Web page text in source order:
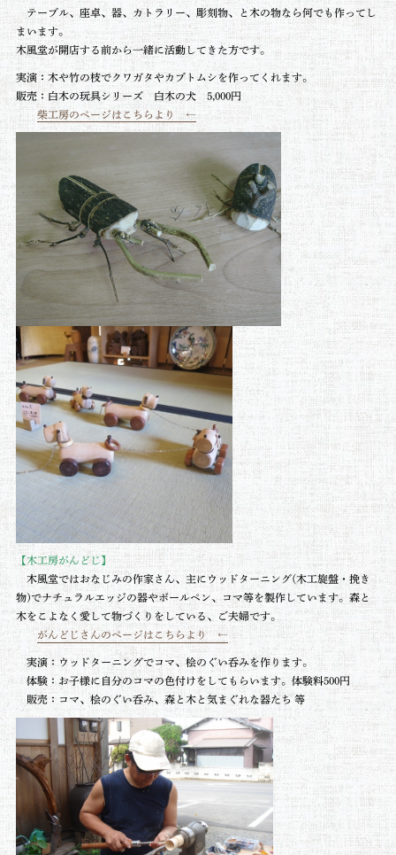
テーブル、座卓、器、カトラリー、彫刻物、と木の物なら何でも作ってし
まいます。
木風堂が開店する前から一緒に活動してきた方です。
実演：木や竹の枝でクワガタやカブトムシを作ってくれます。
販売： 白木の玩具シリーズ 白木の犬 5,000円
柴工房のページはこちらより ←
【木工房がんどじ】
木風堂ではおなじみの作家さん、主にウッドターニング(木工旋盤・挽き
物)でナチュラルエッジの器やボールペン、コマ等を製作しています。森と
木をこよなく愛して物づくりをしている、ご夫婦です。
がんどじさんのページはこちらより ←
実演：ウッドターニングでコマ、桧のぐい呑みを作ります。
体験：お子様に自分のコマの色付けをしてもらいます。体験料500円
販売：コマ、桧のぐい呑み、森と木と気まぐれな器たち 等